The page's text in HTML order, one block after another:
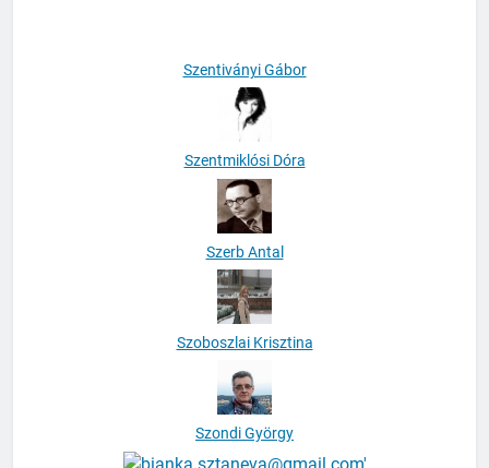
Szentmiklósi Dóra
Szerb Antal
Szoboszlai Krisztina
Szondi György